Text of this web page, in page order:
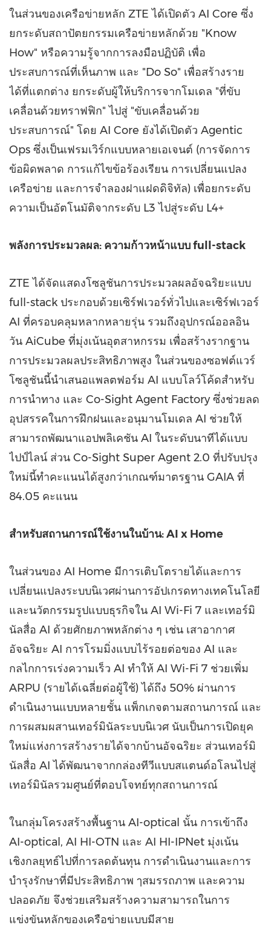
ในส่วนของเครือข่ายหลัก ZTE ได้เปิดตัว AI Core ซึ่ง
ยกระดับสถาปัตยกรรมเครือข่ายหลักด้วย "Know
How" หรือความรู้จากการลงมือปฏิบัติ เพื่อ
ประสบการณ์ที่เห็นภาพ และ "Do So" เพื่อสร้างราย
ได้ที่แตกต่าง ยกระดับผู้ให้บริการจากโมเดล "ที่ขับ
เคลื่อนด้วยทราฟฟิก" ไปสู่ "ขับเคลื่อนด้วย
ประสบการณ์" โดย AI Core ยังได้เปิดตัว Agentic
Ops ซึ่งเป็นเฟรมเวิร์กแบบหลายเอเจนต์ (การจัดการ
ข้อผิดพลาด การแก้ไขข้อร้องเรียน การเปลี่ยนแปลง
เครือข่าย และการจำลองฝาแฝดดิจิทัล) เพื่อยกระดับ
ความเป็นอัตโนมัติจากระดับ L3 ไปสู่ระดับ L4+
พลังการประมวลผล: ความก้าวหน้าแบบfull-stack
ZTE ได้จัดแสดงโซลูชันการประมวลผลอัจฉริยะแบบ
full-stack ประกอบด้วยเซิร์ฟเวอร์ทั่วไปและเซิร์ฟเวอร์
AI ที่ครอบคลุมหลากหลายรุ่น รวมถึงอุปกรณ์ออลอิน
วัน AiCube ที่มุ่งเน้นอุตสาหกรรม เพื่อสร้างรากฐาน
การประมวลผลประสิทธิภาพสูง ในส่วนของซอฟต์แวร์
โซลูชันนี้นำเสนอแพลตฟอร์ม AI แบบโลว์โค้ดสำหรับ
การนำทาง และ Co-Sight Agent Factory ซึ่งช่วยลด
อุปสรรคในการฝึกฝนและอนุมานโมเดล AI ช่วยให้
สามารถพัฒนาแอปพลิเคชัน AI ในระดับนาทีได้แบบ
ไปป์ไลน์ ส่วน Co-Sight Super Agent 2.0 ที่ปรับปรุง
ใหม่นี้ทำคะแนนได้สูงกว่าเกณฑ์มาตรฐาน GAIA ที่
84.05 คะแนน
สำหรับสถานการณ์ใช้งานในบ้าน:AI x Home
ในส่วนของ AI Home มีการเติบโตรายได้และการ
เปลี่ยนแปลงระบบนิเวศผ่านการอัปเกรดทางเทคโนโลยี
และนวัตกรรมรูปแบบธุรกิจใน AI Wi-Fi 7 และเทอร์มิ
นัลสื่อ AI ด้วยศักยภาพหลักต่าง ๆ เช่น เสาอากาศ
อัจฉริยะ AI การโรมมิ่งแบบไร้รอยต่อของ AI และ
กลไกการเร่งความเร็ว AI ทำให้ AI Wi-Fi 7 ช่วยเพิ่ม
ARPU (รายได้เฉลี่ยต่อผู้ใช้) ได้ถึง 50% ผ่านการ
ดำเนินงานแบบหลายชั้น แพ็กเกจตามสถานการณ์ และ
การผสมผสานเทอร์มินัลระบบนิเวศ นับเป็นการเปิดยุค
ใหม่แห่งการสร้างรายได้จากบ้านอัจฉริยะ ส่วนเทอร์มิ
นัลสื่อ AI ได้พัฒนาจากกล่องทีวีแบบสแตนด์อโลนไปสู่
เทอร์มินัลรวมศูนย์ที่ตอบโจทย์ทุกสถานการณ์
ในกลุ่มโครงสร้างพื้นฐาน AI-optical นั้น การเข้าถึง
AI-optical, AI HI-OTN และ AI HI-IPNet มุ่งเน้น
เชิงกลยุทธ์ไปที่การลดต้นทุน การดำเนินงานและการ
บำรุงรักษาที่มีประสิทธิภาพ ๅสมรรถภาพ และความ
ปลอดภัย จึงช่วยเสริมสร้างความสามารถในการ
แข่งขันหลักของเครือข่ายแบบมีสาย